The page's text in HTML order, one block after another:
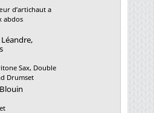
d’artichaut a
abdos
Sax, Double
Drumset